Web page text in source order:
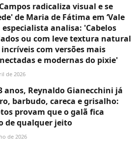
radicaliza visual e se
de Maria de Fátima em ‘Vale
especialista analisa: 'Cabelos
ou com leve textura natural
com versões mais
e modernas do pixie'
de 2026
anos, Reynaldo Gianecchini já
barbudo, careca e grisalho:
provam que o galã fica
de qualquer jeito
de 2026